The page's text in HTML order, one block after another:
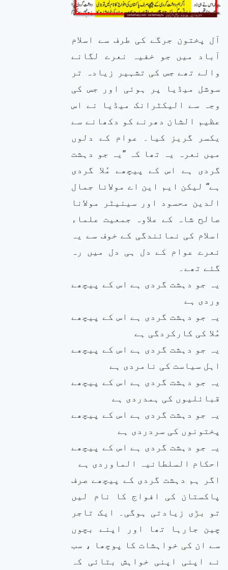
آل پختون جرگے کی طرف سے اسلام
آباد میں جو خفیہ نعرے لگانے
والے تھے جس کی تشہیر زیادہ تر
سوشل میڈیا پر ہوئی اور جس کی
وجہ سے الیکٹرانک میڈیا نے اس
عظیم الشان دھرنے کو دکھانے سے
یکسر گریز کیا۔ عوام کے دلوں
میں نعرہ یہ تھا کہ ’’یہ جو دہشت
گردی ہے اس کے پیچھے مُلا گردی
ہے‘‘ لیکن ایم این اے مولانا جمال
الدین محسود اور سینیٹر مولانا
صالح شاہ کے علاوہ جمعیت علماء
اسلام کی نمائندگی کے خوف سے یہ
نعرے عوام کے دل ہی دل میں رہ
گئے تھے۔
یہ جو دہشت گردی ہے اس کے پیچھے
وردی ہے
یہ جو دہشت گردی ہے اس کے پیچھے
مُلا کی کارکردگی ہے
یہ جو دہشت گردی ہے اس کے پیچھے
اہل سیاست کی نامردی ہے
یہ جو دہشت گردی ہے اس کے پیچھے
قبائلیوں کی ہمدردی ہے
یہ جو دہشت گردی ہے اس کے پیچھے
پختونوں کی سردردی ہے
یہ جو دہشت گردی ہے اس کے پیچھے
احکام السلطانیہ الماوردی ہے
اگر ہم دہشت گردی کے پیچھے صرف
پاکستان کی افواج کا نام لیں
تو بڑی زیادتی ہوگی۔ ایک تاجر
چین جارہا تھا اور اپنے بچوں
سے ان کی خواہشات کا پوچھا ، سب
نے اپنی اپنی خواہش بتائی کہ